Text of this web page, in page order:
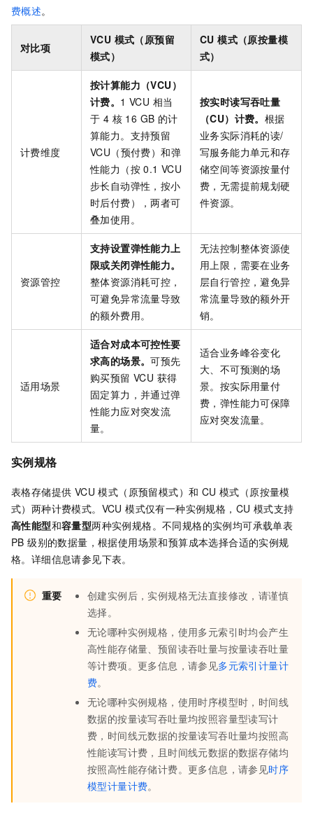
费概述。
对比项
VCU 模式（原预留
模式）
CU 模式（原按量模
式）
计费维度
按计算能力（VCU）
计费。 1 VCU 相当
于 4 核 16 GB 的计
算能力。支持预留
VCU（预付费）和弹
性能力（按 0.1 VCU
步长自动弹性，按小
时后付费），两者可
叠加使用。
按实时读写吞吐量
（CU）计费。 根据
业务实际消耗的读/
写服务能力单元和存
储空间等资源按量付
费，无需提前规划硬
件资源。
资源管控
支持设置弹性能力上
限或关闭弹性能力。
整体资源消耗可控，
可避免异常流量导致
的额外费用。
无法控制整体资源使
用上限，需要在业务
层自行管控，避免异
常流量导致的额外开
销。
适用场景
适合对成本可控性要
求高的场景。可预先
购买预留 VCU 获得
固定算力，并通过弹
性能力应对突发流
量。
适合业务峰谷变化
大、不可预测的场
景。按实际用量付
费，弹性能力可保障
应对突发流量。
实例规格
表格存储提供 VCU 模式（原预留模式）和 CU 模式（原按量模
式）两种计费模式。VCU 模式仅有一种实例规格，CU 模式支持
高性能型和容量型两种实例规格。不同规格的实例均可承载单表
PB 级别的数据量，根据使用场景和预算成本选择合适的实例规
格。详细信息请参见下表。
重要
创建实例后，实例规格无法直接修改，请谨慎
选择。
无论哪种实例规格，使用多元索引时均会产生
高性能存储量、预留读吞吐量与按量读吞吐量
等计费项。更多信息，请参见多元索引计量计
费。
无论哪种实例规格，使用时序模型时，时间线
数据的按量读写吞吐量均按照容量型读写计
费，时间线元数据的按量读写吞吐量均按照高
性能读写计费，且时间线元数据的数据存储均
按照高性能存储计费。更多信息，请参见时序
模型计量计费。